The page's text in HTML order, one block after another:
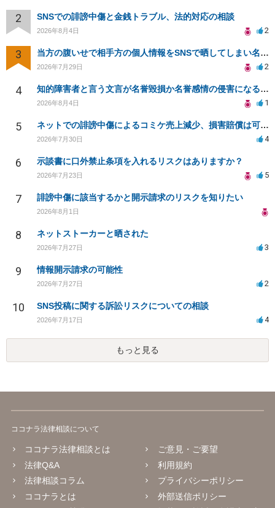
2 SNSでの誹謗中傷と金銭トラブル、法的対応の相談
2026年8月4日 2
3 当方の腹いせで相手方の個人情報をSNSで晒してしまい名誉毀損させてしまったかもしれない
2026年7月29日 2
4 知的障害者と言う文言が名誉毀損か名誉感情の侵害になるか教えてほしい。
2026年8月4日 1
5 ネットでの誹謗中傷によるコミケ売上減少、損害賠償は可能か？
2026年7月30日 4
6 示談書に口外禁止条項を入れるリスクはありますか？
2026年7月23日 5
7 誹謗中傷に該当するかと開示請求のリスクを知りたい
2026年8月1日
8 ネットストーカーと晒された
2026年7月27日 3
9 情報開示請求の可能性
2026年7月27日 2
10 SNS投稿に関する訴訟リスクについての相談
2026年7月17日 4
もっと見る
ココナラ法律相談について
ココナラ法律相談とは
法律Q&A
法律相談コラム
ココナラとは
ご意見・ご要望
利用規約
プライバシーポリシー
外部送信ポリシー